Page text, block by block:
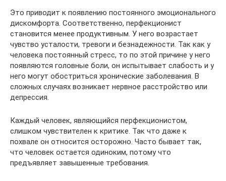
Это приводит к появлению постоянного эмоционального
дискомфорта. Соответственно, перфекционист
становится менее продуктивным. У него возрастает
чувство усталости, тревоги и безнадежности. Так как у
человека постоянный стресс, то по этой причине у него
появляются головные боли, он испытывает слабость и у
него могут обостриться хронические заболевания. В
сложных случаях возникает нервное расстройство или
депрессия.
Каждый человек, являющийся перфекционистом,
слишком чувствителен к критике. Так что даже к
похвале он относится осторожно. Часто бывает так,
что человек остается одиноким, потому что
предъявляет завышенные требования.